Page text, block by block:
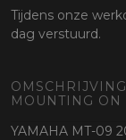
Tijdens onze
dag verstuurd.
MOUNTING ON
YAMAHA MT-09